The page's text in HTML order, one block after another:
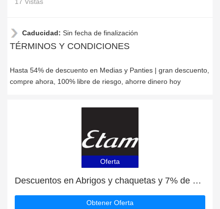
Caducidad: Sin fecha de finalización
TÉRMINOS Y CONDICIONES
Hasta 54% de descuento en Medias y Panties | gran descuento,
compre ahora, 100% libre de riesgo, ahorre dinero hoy
Oferta
Descuentos en Abrigos y chaquetas y 7% de descuento
Obtener Oferta